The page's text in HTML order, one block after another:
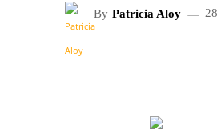
By Patricia Aloy